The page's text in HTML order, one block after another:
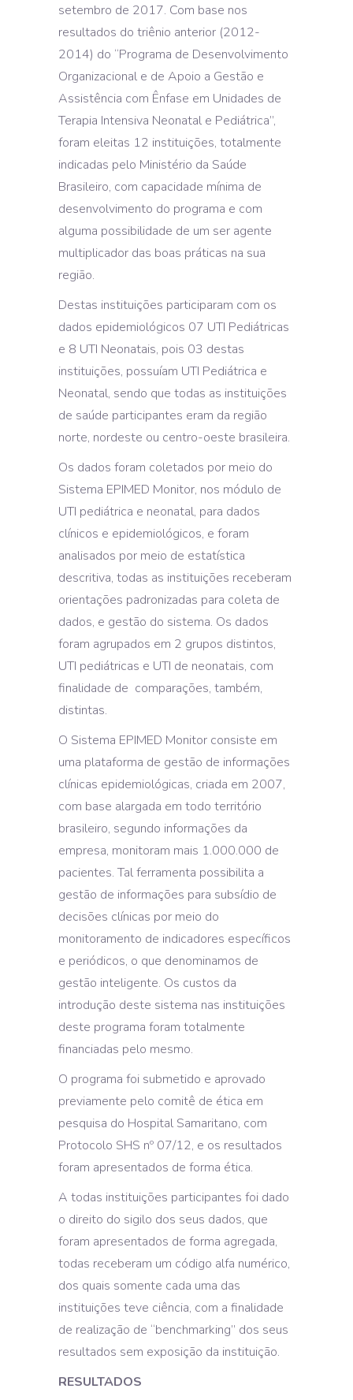
setembro de 2017. Com base nos
resultados do triênio anterior (2012-
2014) do “Programa de Desenvolvimento
Organizacional e de Apoio a Gestão e
Assistência com Ênfase em Unidades de
Terapia Intensiva Neonatal e Pediátrica”,
foram eleitas 12 instituições, totalmente
indicadas pelo Ministério da Saúde
Brasileiro, com capacidade mínima de
desenvolvimento do programa e com
alguma possibilidade de um ser agente
multiplicador das boas práticas na sua
região.
Destas instituições participaram com os
dados epidemiológicos 07 UTI Pediátricas
e 8 UTI Neonatais, pois 03 destas
instituições, possuíam UTI Pediátrica e
Neonatal, sendo que todas as instituições
de saúde participantes eram da região
norte, nordeste ou centro-oeste brasileira.
Os dados foram coletados por meio do
Sistema EPIMED Monitor, nos módulo de
UTI pediátrica e neonatal, para dados
clínicos e epidemiológicos, e foram
analisados por meio de estatística
descritiva, todas as instituições receberam
orientações padronizadas para coleta de
dados, e gestão do sistema. Os dados
foram agrupados em 2 grupos distintos,
UTI pediátricas e UTI de neonatais, com
finalidade de comparações, também,
distintas.
O Sistema EPIMED Monitor consiste em
uma plataforma de gestão de informações
clínicas epidemiológicas, criada em 2007,
com base alargada em todo território
brasileiro, segundo informações da
empresa, monitoram mais 1.000.000 de
pacientes. Tal ferramenta possibilita a
gestão de informações para subsídio de
decisões clínicas por meio do
monitoramento de indicadores específicos
e periódicos, o que denominamos de
gestão inteligente. Os custos da
introdução deste sistema nas instituições
deste programa foram totalmente
financiadas pelo mesmo.
O programa foi submetido e aprovado
previamente pelo comitê de ética em
pesquisa do Hospital Samaritano, com
Protocolo SHS nº 07/12, e os resultados
foram apresentados de forma ética.
A todas instituições participantes foi dado
o direito do sigilo dos seus dados, que
foram apresentados de forma agregada,
todas receberam um código alfa numérico,
dos quais somente cada uma das
instituições teve ciência, com a finalidade
de realização de “benchmarking” dos seus
resultados sem exposição da instituição.
RESULTADOS